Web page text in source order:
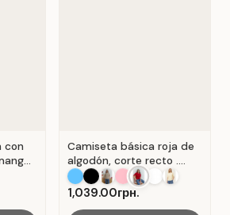
con
Camiseta básica roja de
algodón, corte recto .
Rojo.
1,039.00грн.